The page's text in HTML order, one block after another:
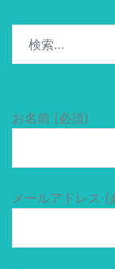
お名前 (必須)
メールアドレス (